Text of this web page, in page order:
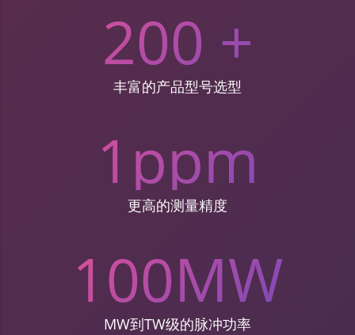
200 +
丰富的产品型号选型
1 ppm
更高的测量精度
100MW
MW到TW级的脉冲功率